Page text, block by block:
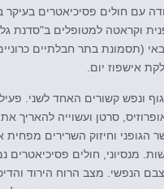
עם חולים פסיכיאטרים
(תסמונת בתר חבלתיים
אישפוז יום.
ונפש קשורים האחד לשני.
מסוג 2, השמנה, אוסטאופרוזיס, סרטן
הגופני וחיזוק השרירים
מנסיוני, חולים פסיכיאטרים
הנפשי. מצב הרוח הירוד